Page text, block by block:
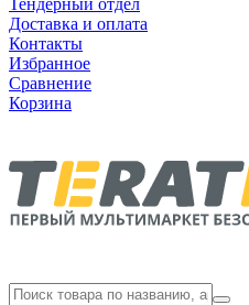
Тендерный отдел
Доставка и оплата
Контакты
Избранное
Сравнение
Корзина